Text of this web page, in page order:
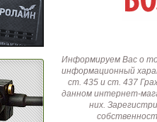
Информируем Вас о
информационный
ст. 435 и ст. 437
данном интернет-
них.